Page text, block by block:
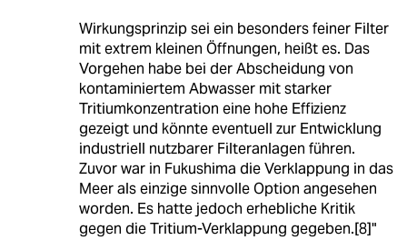
Wirkungsprinzip sei ein besonders feiner Filter
mit extrem kleinen Öffnungen, heißt es. Das
Vorgehen habe bei der Abscheidung von
kontaminiertem Abwasser mit starker
Tritiumkonzentration eine hohe Effizienz
gezeigt und könnte eventuell zur Entwicklung
industriell nutzbarer Filteranlagen führen.
Zuvor war in Fukushima die Verklappung in das
Meer als einzige sinnvolle Option angesehen
worden. Es hatte jedoch erhebliche Kritik
gegen die Tritium-Verklappung gegeben.[8]"